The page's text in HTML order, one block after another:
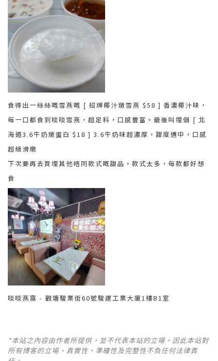
食得出一絲絲嘅雪燕嘅 [ 招牌椰汁燉雪燕 $58 ] 香濃椰汁味，
每一口都食到啖啖雪燕，超足料，口感豐富。最後叫埋個 [ 北
海道3.6牛奶燉蛋白 $18 ] 3.6牛奶味超濃厚，甜度適中，口感
超級滑嫩
下次要再去買埋其他唔同款式嘅甜品，款式太多，每款都好想
食
啖啖燕窩 - 觀塘駿業街60號駿運工業大廈1樓B1室
*本站之內容由作者所提供，並不代表本站的立場。因此本站對
所有博客的立場、真實性、準確性及完整性不負任何法律責